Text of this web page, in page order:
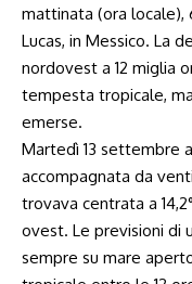
mattinata (ora locale),
Lucas, in Messico. La
nordovest a 12 miglia
tempesta tropicale,
emerse.
Martedì 13 settembre
accompagnata da
trovava centrata a
ovest. Le previsioni di
sempre su mare